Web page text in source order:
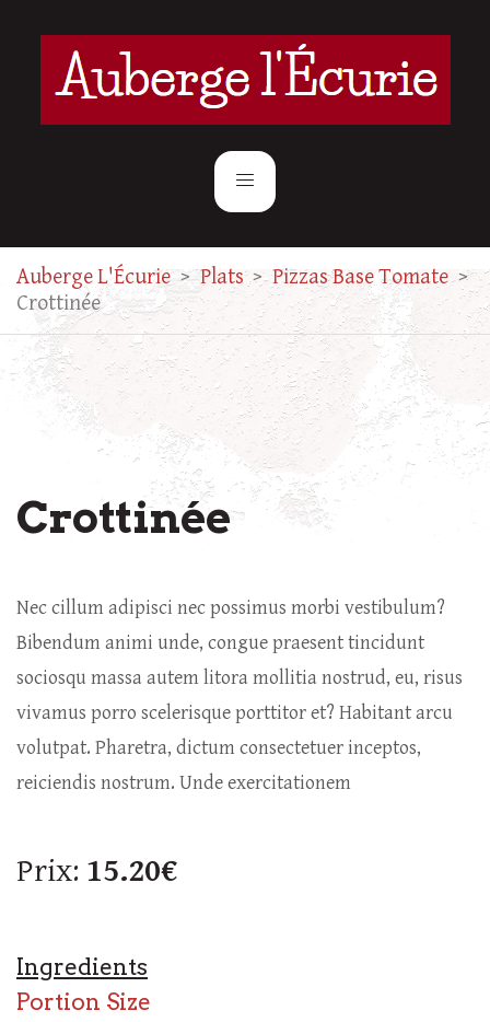
Auberge L'Écurie > Plats > Pizzas Base Tomate >
Crottinée
Crottinée
Nec cillum adipisci nec possimus morbi vestibulum?
Bibendum animi unde, congue praesent tincidunt
sociosqu massa autem litora mollitia nostrud, eu, risus
vivamus porro scelerisque porttitor et? Habitant arcu
volutpat. Pharetra, dictum consectetuer inceptos,
reiciendis nostrum. Unde exercitationem
Prix: 15.20€
Ingredients
Portion Size